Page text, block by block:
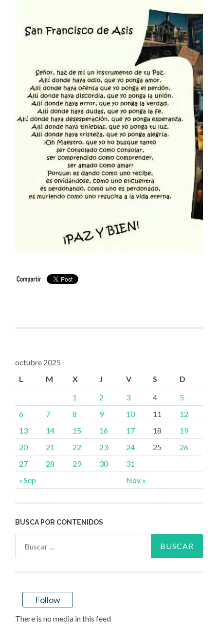
octubre 2025
L
M X J V S D
« Sep Nov »
1 2 3 4
5
6
7 8 9 10 11
12
13
14 15 16 17 18
19
20
21 22 23 24 25
26
27
28 29 30 31
BUSCA POR CONTENIDOS
Follow
There is no media in this feed